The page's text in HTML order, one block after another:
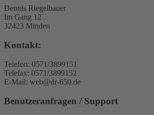
Dennis Riegelbauer
Im Gang 12
32423 Minden
Kontakt:
Telefon: 0571/3899151
Telefax: 0571/3899152
E-Mail: web@dr-650.de
Benutzeranfragen / Support